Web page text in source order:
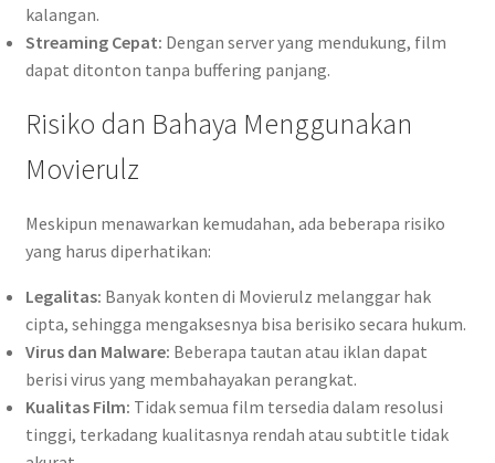
kalangan.
Streaming Cepat: Dengan server yang mendukung, film
dapat ditonton tanpa buffering panjang.
Risiko dan Bahaya Menggunakan
Movierulz
Meskipun menawarkan kemudahan, ada beberapa risiko
yang harus diperhatikan:
Legalitas: Banyak konten di Movierulz melanggar hak
cipta, sehingga mengaksesnya bisa berisiko secara hukum.
Virus dan Malware: Beberapa tautan atau iklan dapat
berisi virus yang membahayakan perangkat.
Kualitas Film: Tidak semua film tersedia dalam resolusi
tinggi, terkadang kualitasnya rendah atau subtitle tidak